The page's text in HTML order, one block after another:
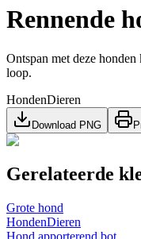
Rennende
Ontspan met deze
loop.
HondenDieren
Download PNG
Gerelateerde
Grote hond
HondenDieren
Hond apporterend bot